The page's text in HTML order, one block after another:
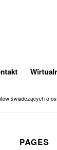
świadczących o
PAGES